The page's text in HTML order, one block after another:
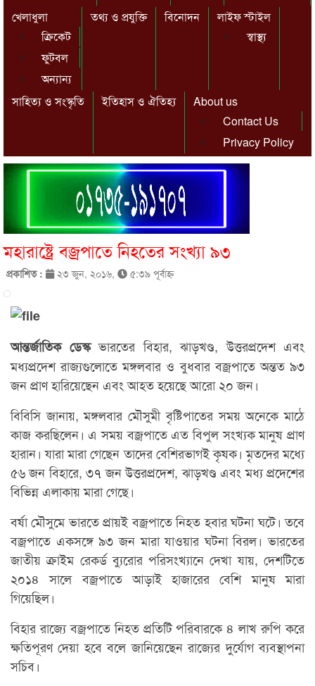
খেলাধুলা
ক্রিকেট
ফুটবল
অন্যান্য
তথ্য ও প্রযুক্তি বিনোদন
লাইফ স্টাইল
স্বাস্থ্য
সাহিত্য ও সংস্কৃতি ইতিহাস ও ঐতিহ্য
About us
Contact Us
Privacy Policy
মহারাষ্ট্রে বজ্রপাতে নিহতের সংখ্যা ৯৩
প্রকাশিত : ২৩ জুন, ২০১৬, ৫:৩৯ পূর্বাহ্ণ
আন্তর্জাতিক ডেস্কভারতের বিহার, ঝাড়খণ্ড, উত্তরপ্রদেশ এবং
মধ্যপ্রদেশ রাজ্যগুলোতে মঙ্গলবার ও বুধবার বজ্রপাতে অন্তত ৯৩
জন প্রাণ হারিয়েছেন এবং আহত হয়েছে আরো ২০ জন।
বিবিসি জানায়, মঙ্গলবার মৌসুমী বৃষ্টিপাতের সময় অনেকে মাঠে
কাজ করছিলেন। এ সময় বজ্রপাতে এত বিপুল সংখ্যক মানুষ প্রাণ
হারান। যারা মারা গেছেন তাদের বেশিরভাগই কৃষক। মৃতদের মধ্যে
৫৬ জন বিহারে, ৩৭ জন উত্তরপ্রদেশ, ঝাড়খণ্ড এবং মধ্য প্রদেশের
বিভিন্ন এলাকায় মারা গেছে।
বর্ষা মৌসুমে ভারতে প্রায়ই বজ্রপাতে নিহত হবার ঘটনা ঘটে। তবে
বজ্রপাতে একসঙ্গে ৯৩ জন মারা যাওয়ার ঘটনা বিরল। ভারতের
জাতীয় ক্রাইম রেকর্ড ব্যুরোর পরিসংখ্যানে দেখা যায়, দেশটিতে
২০১৪ সালে বজ্রপাতে আড়াই হাজারের বেশি মানুষ মারা
গিয়েছিল।
বিহার রাজ্যে বজ্রপাতে নিহত প্রতিটি পরিবারকে ৪ লাখ রুপি করে
ক্ষতিপূরণ দেয়া হবে বলে জানিয়েছেন রাজ্যের দুর্যোগ ব্যবস্থাপনা
সচিব।